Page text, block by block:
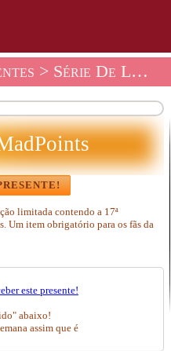
> Série De Loja De Presentes
limitada contendo a 17ª
Um item obrigatório para os fãs da
este presente!
abaixo!
assim que é